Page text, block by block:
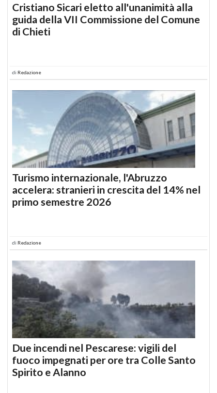
Cristiano Sicari eletto all'unanimità alla
guida della VII Commissione del Comune
di Chieti
di Redazione
Turismo internazionale, l'Abruzzo
accelera: stranieri in crescita del 14% nel
primo semestre 2026
di Redazione
Due incendi nel Pescarese: vigili del
fuoco impegnati per ore tra Colle Santo
Spirito e Alanno